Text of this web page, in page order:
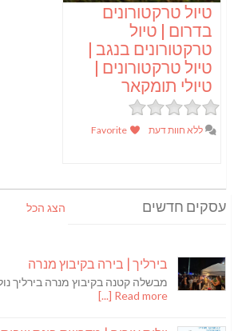
טיול טרקטורונים
בדרום | טיול
טרקטורונים בנגב |
טיול טרקטורונים |
טיולי תומקאר
ללא חוות דעת
עסקים חדשים הצג הכל
בירליך | בירה בקיבוץ מנרה
מבשלה קטנה בקיבוץ מנרה בירליך
Read more [...]